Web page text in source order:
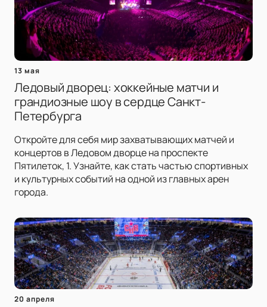
13 мая
Ледовый дворец: хоккейные матчи и
грандиозные шоу в сердце Санкт-
Петербурга
Откройте для себя мир захватывающих матчей и
концертов в Ледовом дворце на проспекте
Пятилеток, 1. Узнайте, как стать частью спортивных
и культурных событий на одной из главных арен
города.
20 апреля